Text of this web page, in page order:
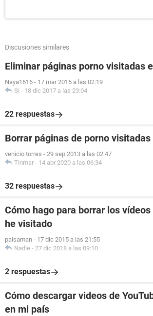
Discusiones similares
Eliminar páginas porno visitadas
Naya1616 - 17 mar 2015 a las 02:19
Si - 18 dic 2017 a las 23:04
22 respuestas
Borrar páginas de porno visitadas
venicio torres - 29 sep 2013 a las 02:47
Tinmar - 14 abr 2020 a las 06:34
32 respuestas
Cómo hago para borrar los
he visitado
paisaman - 17 dic 2015 a las 21:55
Nadie - 27 dic 2018 a las 09:10
2 respuestas
Cómo descargar videos de
en mi país